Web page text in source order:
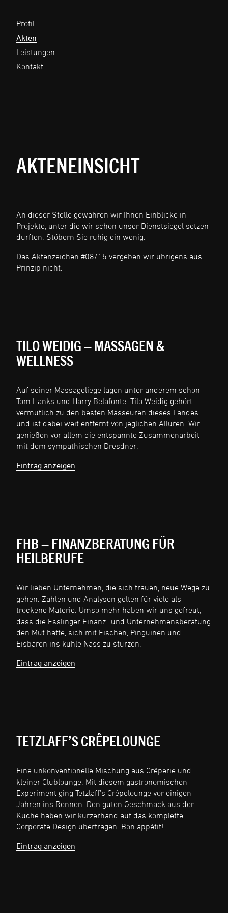
Profil
Akten
Leistungen
Kontakt
AKTENEINSICHT
An dieser Stelle gewähren wir Ihnen Einblicke in
Projekte, unter die wir schon unser Dienstsiegel setzen
durften. Stöbern Sie ruhig ein wenig.
Das Aktenzeichen #08/15 vergeben wir übrigens aus
Prinzip nicht.
TILO WEIDIG – MASSAGEN &
WELLNESS
Auf seiner Massageliege lagen unter anderem schon
Tom Hanks und Harry Belafonte. Tilo Weidig gehört
vermutlich zu den besten Masseuren dieses Landes
und ist dabei weit entfernt von jeglichen Allüren. Wir
genießen vor allem die entspannte Zusammenarbeit
mit dem sympathischen Dresdner.
Eintrag anzeigen
FHB – FINANZBERATUNG FÜR
HEILBERUFE
Wir lieben Unternehmen, die sich trauen, neue Wege zu
gehen. Zahlen und Analysen gelten für viele als
trockene Materie. Umso mehr haben wir uns gefreut,
dass die Esslinger Finanz- und Unternehmensberatung
den Mut hatte, sich mit Fischen, Pinguinen und
Eisbären ins kühle Nass zu stürzen.
Eintrag anzeigen
TETZLAFF’S CRÊPELOUNGE
Eine unkonventionelle Mischung aus Crêperie und
kleiner Clublounge. Mit diesem gastronomischen
Experiment ging Tetzlaff’s Crêpelounge vor einigen
Jahren ins Rennen. Den guten Geschmack aus der
Küche haben wir kurzerhand auf das komplette
Corporate Design übertragen. Bon appétit!
Eintrag anzeigen